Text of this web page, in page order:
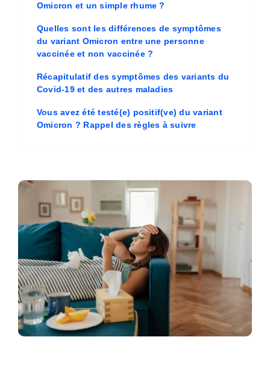
Omicron et un simple rhume ?
Quelles sont les différences de symptômes
du variant Omicron entre une personne
vaccinée et non vaccinée ?
Récapitulatif des symptômes des variants du
Covid-19 et des autres maladies
Vous avez été testé(e) positif(ve) du variant
Omicron ? Rappel des règles à suivre